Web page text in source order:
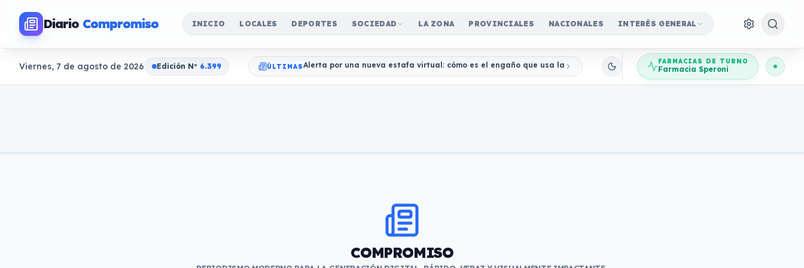
Diario Compromiso INICIO LOCALES DEPORTES SOCIEDAD LA ZONA PROVINCIALES NACIONALES INTERÉS GENERAL
Viernes, 7 de agosto de 2026 Edición No 6.399 ÚLTIMASAlerta por una nueva estafa virtual: cómo es el engaño que usa la imagen del Banco Central para robar ahorros
FARMACIAS DE TURNO
Farmacia Speroni
COMPROMISO